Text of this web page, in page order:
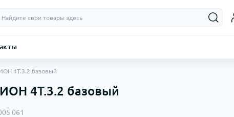
4Т.3.2 базовый
4Т.3.2 базовый
061